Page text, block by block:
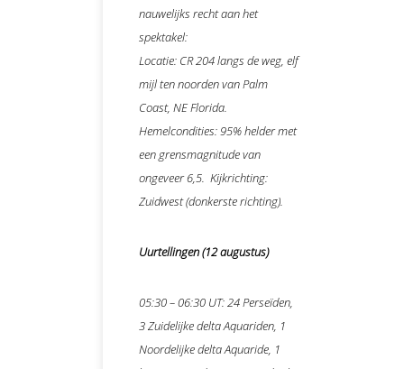
nauwelijks recht aan het
spektakel:
Locatie: CR 204 langs de weg, elf
mijl ten noorden van Palm
Coast, NE Florida.
Hemelcondities: 95% helder met
een grensmagnitude van
ongeveer 6,5. Kijkrichting:
Zuidwest (donkerste richting).
Uurtellingen (12 augustus)
05:30 – 06:30 UT: 24 Perseïden,
3 Zuidelijke delta Aquariden, 1
Noordelijke delta Aquaride, 1